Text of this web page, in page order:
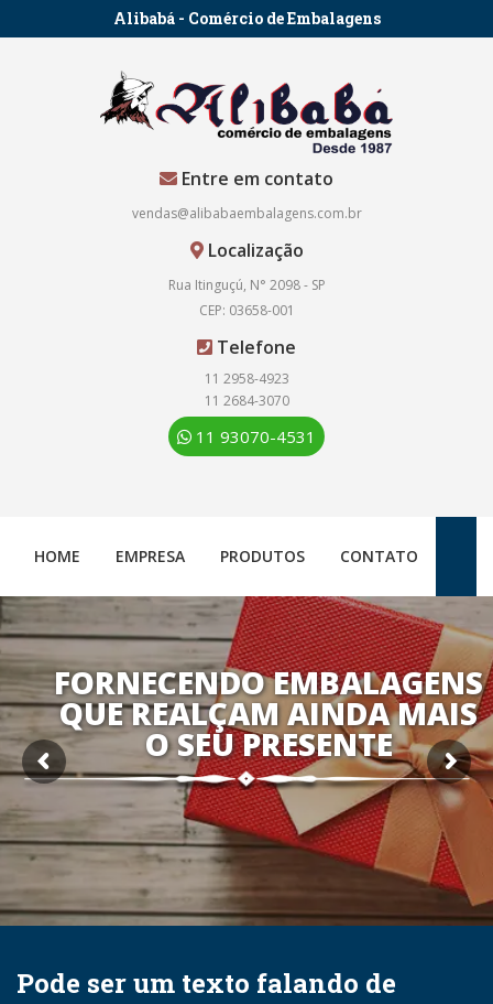
Alibabá - Comércio de Embalagens
Entre em contato
vendas@alibabaembalagens.com.br
Localização
Rua Itinguçú, N° 2098 - SP
CEP: 03658-001
Telefone
11 2958-4923
11 2684-3070
11 93070-4531
HOME EMPRESA PRODUTOS CONTATO
FORNECENDO EMBALAGENS
QUE REALÇAM AINDA MAIS
O SEU PRESENTE
Pode ser um texto falando de